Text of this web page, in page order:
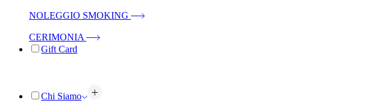
NOLEGGIO SMOKING
CERIMONIA
Gift Card
Chi Siamo